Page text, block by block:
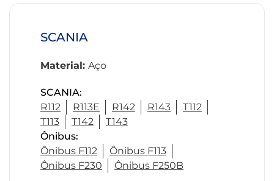
SCANIA
Material: Aço
SCANIA:
R112
R113E R142 R143
T112
T113
T142
T143
Ônibus:
Ônibus F112
Ônibus F113
Ônibus F230
Ônibus F250B